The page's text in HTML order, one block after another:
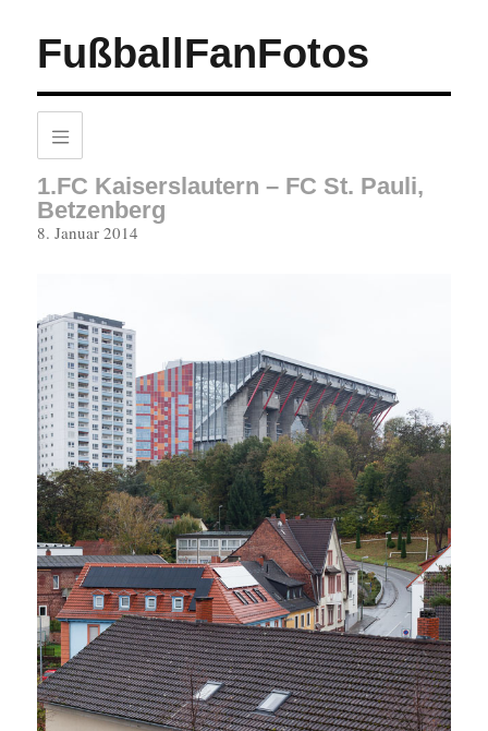
FußballFanFotos
1.FC Kaiserslautern – FC St. Pauli,
Betzenberg
Veröffentlicht
8. Januar 2014